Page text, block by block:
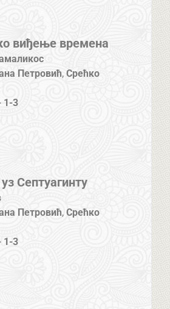
виђење времена
Петровић,Срећко
1-3
Септуагинту
Петровић,Срећко
1-3